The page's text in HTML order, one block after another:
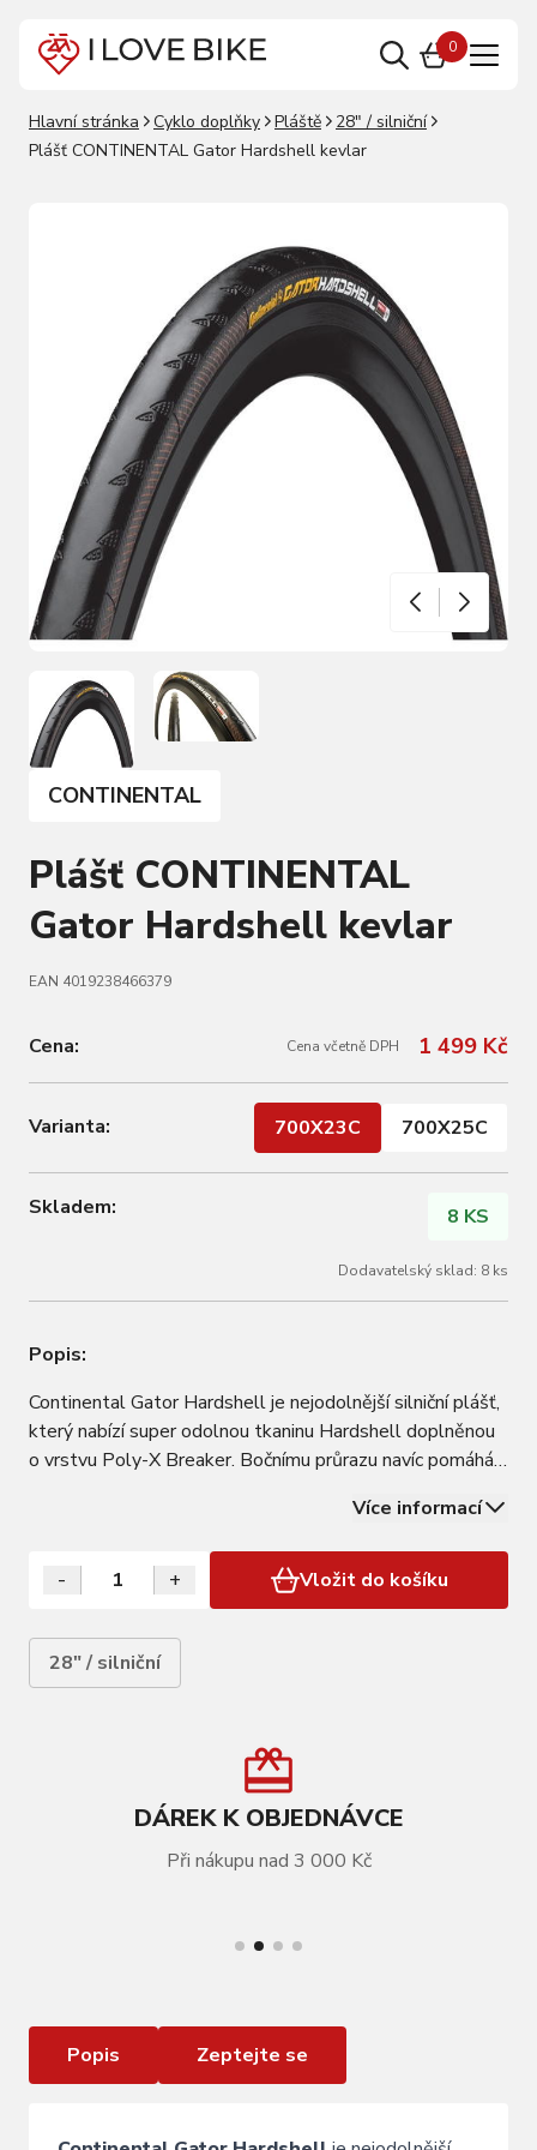
0
Hlavní stránka Cyklo doplňky Pláště
28" / silniční
Plášť CONTINENTAL Gator Hardshell kevlar
CONTINENTAL
Plášť CONTINENTAL
Gator Hardshell kevlar
EAN 4019238466379
Cena: Cena včetně DPH 1 499 Kč
Varianta: 700X23C 700X25C
Skladem: 8 KS
Dodavatelský sklad: 8 ks
Popis:
Continental Gator Hardshell je nejodolnější silniční plášť,
který nabízí super odolnou tkaninu Hardshell doplněnou
o vrstvu Poly-X Breaker. Bočnímu průrazu navíc pomáhá
odolnost a co největší kilometrový nájezd. Stvořený, aby
odolával defektům a…
Více informací
- + Vložit do košíku
28" / silniční
DÁREK K OBJEDNÁVCE
Při nákupu nad 3 000 Kč
Popis Zeptejte se